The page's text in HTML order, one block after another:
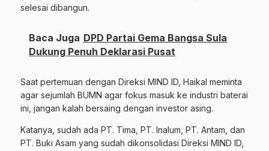
selesai dibangun.
Baca Juga DPD Partai Gema Bangsa Sula
Dukung Penuh Deklarasi Pusat
Saat pertemuan dengan Direksi MIND ID, Haikal meminta
agar sejumlah BUMN agar fokus masuk ke industri baterai
ini, jangan kalah bersaing dengan investor asing.
Katanya, sudah ada PT. Tima, PT. Inalum, PT. Antam, dan
PT. Buki Asam yang sudah dikonsolidasi Direksi MIND ID,